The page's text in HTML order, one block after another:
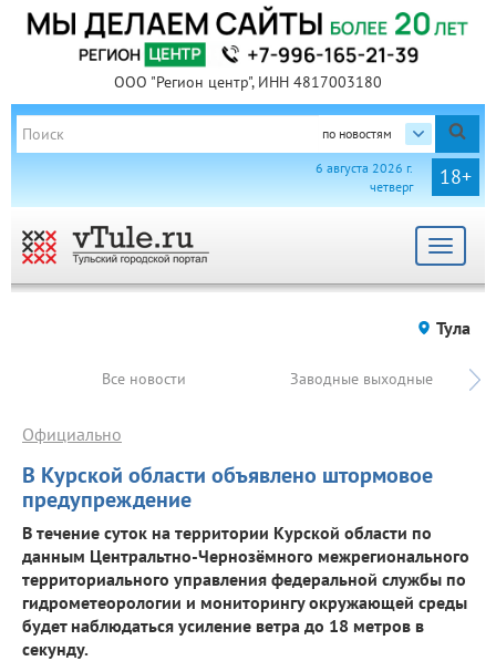
ООО "Регион центр", ИНН 4817003180
по новостям
18+
6 августа 2026 г.
четверг
Toggle
Тула
Все новости Заводные выходные
В Курской области объявлено штормовое
предупреждение
Официально
В течение суток на территории Курской области по
данным Центральтно-Чернозёмного межрегионального
территориального управления федеральной службы по
гидрометеорологии и мониторингу окружающей среды
будет наблюдаться усиление ветра до 18 метров в
секунду.